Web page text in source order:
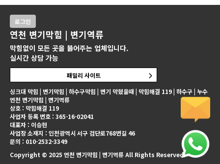
싱크대 막힘 | 변기막힘 | 하수구막힘 | 변기 막혔을때 | 막힘해결 119 | 하수구 | 누수
연천 변기막힘 | 변기역류
상호 : 막힘해결 119
사업자 등록 번호 : 365-16-02041
대표자 : 이승현
사업장 소재지 : 인천광역시 서구 검단로768번길 46
문의 : 010-2532-3349
Copyright © 2025 연천 변기막힘 | 변기역류 All Rights Reserved.
로그인
연천 변기막힘 | 변기역류
막힘없이 모든 곳을 뚫어주는 업체입니다.
실시간 상담 가능
패밀리 사이트